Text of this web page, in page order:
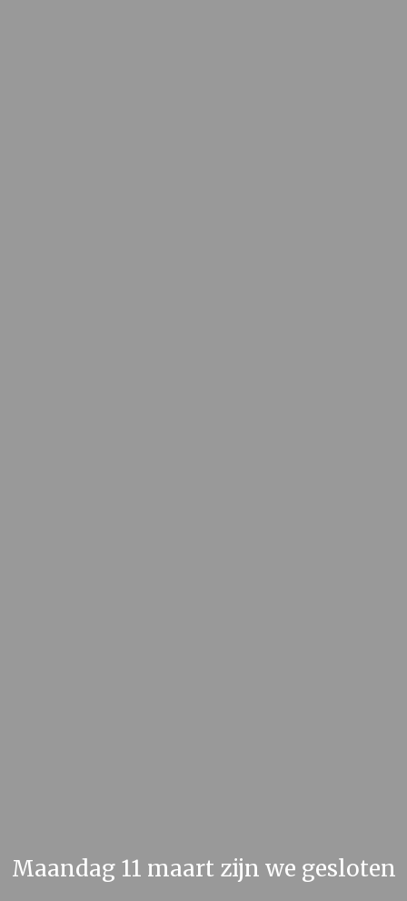
Maandag 11 maart zijn we gesloten